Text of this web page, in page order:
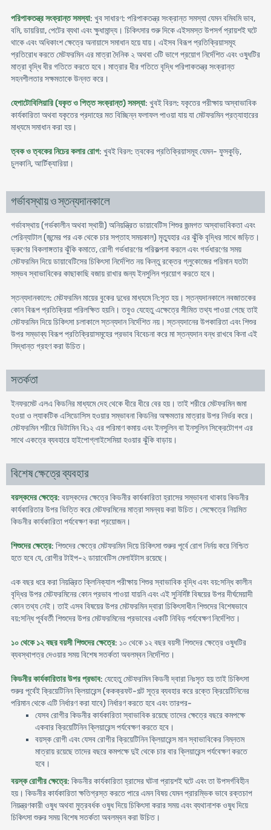
পরিপাকতন্ত্র সংক্রান্ত সমস্যা: খুব সাধারণ: পরিপাকতন্ত্র সংক্রান্ত সমস্যা যেমন বমিবমি ভাব,
বমি, ডায়রিয়া, পেটের ব্যথা এবং ক্ষুধামান্দ্য। চিকিৎসার শুরু দিকে এইসমস্ত উপসর্গ প্রায়শই ঘটে
থাকে এবং অধিকাংশ ক্ষেত্রে অনায়াসে সমাধান হয়ে যায়। এইসব বিরূপ প্রতিক্রিয়াসমূহ
প্রতিরোধ করতে মেটফরমিন এর মাত্রা দৈনিক ২ অথবা ৩টি ভাগে প্রয়োগ নির্দেশিত এবং ওষুধটির
মাত্রা বৃদ্ধি ধীর গতিতে করতে হবে। মাত্রার ধীর গতিতে বৃদ্ধি পরিপাকতন্ত্র সংক্রান্ত
সহনশীলতার সক্ষমতাকে উন্নত করে।
হেপাটোবিলিয়ারি (যকৃত ও পিত্ত সংক্রান্ত) সমস্যা: খুবই বিরল: যকৃতের পরীক্ষায় অস্বাভাবিক
কার্যকারিতা অথবা যকৃতের প্রদাহের মত বিচ্ছিন্ন ফলাফল পাওয়া যায় যা মেটফরমিন প্রত্যাহারের
মাধ্যমে সমাধান করা হয়।
ত্বক ও ত্বকের নিচের কলার রোগ: খুবই বিরল: ত্বকের প্রতিক্রিয়াসমূহ যেমন- ফুসকুড়ি,
চুলকানি, আর্টিক্যারিয়া।
গর্ভাবস্থায় ও স্তন্যদানকালে
গর্ভাবস্থায় (গর্ভকালীন অথবা স্থায়ী) অনিয়ন্ত্রিত ডায়াবেটিস শিশুর জন্মগত অস্বাভাবিকতা এবং
পেরিন্যাটাল (জন্মের পর এক থেকে চার সপ্তাহ সময়কাল) মৃত্যুহার এর ঝুঁকি বৃদ্ধির সাথে জড়িত।
ভ্রুণের বিকলাঙ্গতার ঝুঁকি কমাতে, রোগী গর্ভধারণের পরিকল্পনা করলে এবং গর্ভধারণের সময়
মেটফরমিন দিয়ে ডায়াবেটিসের চিকিৎসা নির্দেশিত নয় কিন্তু রক্তের গ্লুকোজের পরিমান যতটা
সম্ভব স্বাভাবিকের কাছাকাছি বজায় রাখার জন্য ইনসুলিন প্রয়োগ করতে হবে।
স্তন্যদানকালে: মেটফরমিন মায়ের বুকের দুধের মাধ্যমে নি:সৃত হয়। স্তন্যদানকালে নবজাতকের
কোন বিরূপ প্রতিক্রিয়া পরিলক্ষিত হয়নি। তবুও যেহেতু এক্ষেত্রে সীমিত তথ্য পাওয়া গেছে তাই
মেটফরমিন দিয়ে চিকিৎসা চলাকালে স্তন্যদান নির্দেশিত নয়। স্তন্যদানের উপকারিতা এবং শিশুর
উপর সম্ভাব্য বিরূপ প্রতিক্রিয়াসমূহের প্রভাব বিবেচনা করে মা স্তন্যদান বন্ধ রাখবে কিনা এই
সিদ্ধান্ত গ্রহণ করা উচিত।
সতর্কতা
ইনফরমেট এলএ কিডনির মাধ্যমে দেহ থেকে ধীরে ধীরে বের হয়। তাই শরীরে মেটফরমিন জমা
হওয়া ও ল্যাকটিক এসিডোসিস হওয়ার সম্ভাবনা কিডনির অক্ষমতার মাত্রার উপর নির্ভর করে।
মেটফরমিন শরীরে ভিটামিন বি১২ এর পরিমাণ কমায় এবং ইনসুলিন বা ইনসুলিন সিক্রেটোগগ এর
সাথে একত্রে ব্যবহারে হাইপোগ্লাইসেমিয়া হওয়ার ঝুঁকি বাড়ায়।
বিশেষ ক্ষেত্রে ব্যবহার
বয়স্কদের ক্ষেত্রে: বয়স্কদের ক্ষেত্রে কিডনীর কার্যকারিতা হ্রাসের সম্ভাবনা থাকায় কিডনীর
কার্যকারিতার উপর ভিত্তি করে মেটফরমিনের মাত্রা সমন্বয় করা উচিত। সেক্ষেত্রে নিয়মিত
কিডনীর কার্যকারিতা পর্যবেক্ষণ করা প্রয়োজন।
শিশুদের ক্ষেত্রে: শিশুদের ক্ষেত্রে মেটফরমিন দিয়ে চিকিৎসা শুরুর পূর্বে রোগ নির্নয় করে নিশ্চিত
হতে হবে যে, রোগীর টাইপ-২ ডায়াবেটিস মেলাইটাস রয়েছে।
এক বছর ধরে করা নিয়ন্ত্রিত ক্লিনিক্যাল পরীক্ষায় শিশুর স্বাভাবিক বৃদ্ধি এবং বয়:সন্ধি কালীন
বৃদ্ধির উপর মেটফরমিনের কোন প্রভাব পাওয়া যায়নি এবং এই সুনির্দিষ্ট বিষয়ের উপর দীর্ঘমেয়াদী
কোন তথ্য নেই। তাই এসব বিষয়ের উপর মেটফরমিন দ্বারা চিকিৎসাধীন শিশুদের বিশেষভাবে
বয়:সন্ধি পূর্ববর্তী শিশুদের উপর মেটফরমিনের প্রভাবের একটি নিবিড় পর্যবেক্ষণ নির্দেশিত।
১০ থেকে ১২ বছর বয়সী শিশুদের ক্ষেত্রে: ১০ থেকে ১২ বছর বয়সী শিশুদের ক্ষেত্রে ওষুধটির
ব্যবস্থাপত্র দেওয়ার সময় বিশেষ সতর্কতা অবলম্বন নির্দেশিত।
কিডনীর কার্যকারিতার উপর প্রভাব: যেহেতু মেটফরমিন কিডনী দ্বারা নিঃসৃত হয় তাই চিকিৎসা
শুরুর পূর্বেই ক্রিয়েটিনিন ক্লিয়ারেন্স (ককক্রফট-গল্ট সূত্র ব্যবহার করে রক্তে ক্রিয়েটিনিনের
পরিমান থেকে এটি নির্ধারণ করা যাবে) নির্ধারণ করতে হবে এবং তারপর-
যেসব রোগীর কিডনীর কার্যকারিতা স্বাভাবিক রয়েছে তাদের ক্ষেত্রে বছরে কমপক্ষে
একবার ক্রিয়েটিনিন ক্লিয়ারেন্স পর্যবেক্ষণ করতে হবে।
বয়স্ক রোগী এবং যেসব রোগীর ক্রিয়েটিনিন ক্লিয়ারেন্স মান স্বাভাবিকের নিম্নতম
মাত্রায় রয়েছে তাদের বছরে কমপক্ষে দুই থেকে চার বার ক্লিয়ারেন্স পর্যবেক্ষণ করতে
হবে।
বয়স্ক রোগীর ক্ষেত্রে: কিডনীর কার্যকারিতা হ্রাসের ঘটনা প্রায়শই ঘটে এবং তা উপসর্গবিহীন
হয়। কিডনীর কার্যকারিতা ক্ষতিগ্রস্ত করতে পারে এমন বিষয় যেমন প্রারম্ভিক ভাবে রক্তচাপ
নিয়ন্ত্রণকারী ওষুধ অথবা মুত্রবর্ধক ওষুধ দিয়ে চিকিৎসা করার সময় এবং ব্যথানাশক ওষুধ দিয়ে
চিকিৎসা শুরুর সময় বিশেষ সতর্কতা অবলম্বন করা উচিত।